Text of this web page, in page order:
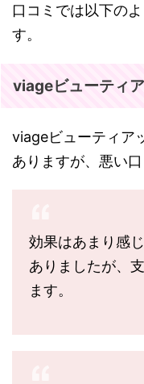
口コミでは以下の
す。
viageビューティ
viageビューティア
ありますが、悪い
効果はあまり感
ありましたが、
ます。